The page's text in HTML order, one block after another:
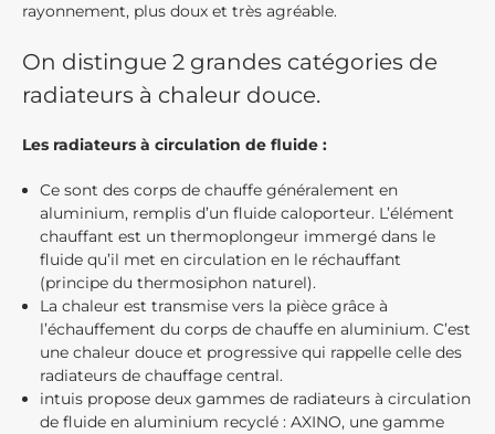
rayonnement, plus doux et très agréable.
On distingue 2 grandes catégories de
radiateurs à chaleur douce.
Les radiateurs à circulation de fluide :
Ce sont des corps de chauffe généralement en
aluminium, remplis d’un fluide caloporteur. L’élément
chauffant est un thermoplongeur immergé dans le
fluide qu’il met en circulation en le réchauffant
(principe du thermosiphon naturel).
La chaleur est transmise vers la pièce grâce à
l’échauffement du corps de chauffe en aluminium. C’est
une chaleur douce et progressive qui rappelle celle des
radiateurs de chauffage central.
intuis propose deux gammes de radiateurs à circulation
de fluide en aluminium recyclé : AXINO, une gamme